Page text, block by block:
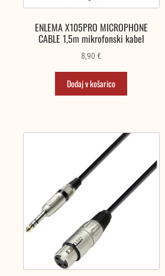
ENLEMA X105PRO MICROPHONE
CABLE 1,5m mikrofonski kabel
8,90€
Dodaj v košarico